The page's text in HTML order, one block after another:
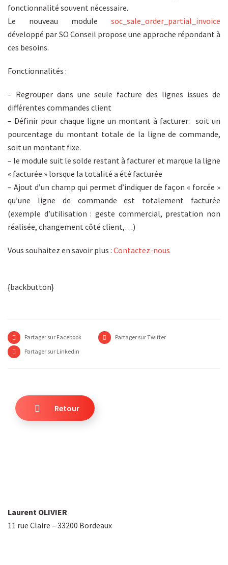
fonctionnalité souvent nécessaire.
Le nouveau module soc_sale_order_partial_invoice
développé par SO Conseil propose une approche répondant à
ces besoins.
Fonctionnalités :
– Regrouper dans une seule facture des lignes issues de
différentes commandes client
– Définir pour chaque ligne un montant à facturer: soit un
pourcentage du montant totale de la ligne de commande,
soit un montant fixe.
– le module suit le solde restant à facturer et marque la ligne
« facturée » lorsque la totalité a été facturée
– Ajout d’un champ qui permet d’indiquer de façon « forcée »
qu’une ligne de commande est totalement facturée
(exemple d’utilisation : geste commercial, prestation non
réalisée, changement côté client,…)
Vous souhaitez en savoir plus : Contactez-nous
{backbutton}
Partager sur Facebook
Partager sur Twitter
Partager sur Linkedin
Retour
Laurent OLIVIER
11 rue Claire – 33200 Bordeaux